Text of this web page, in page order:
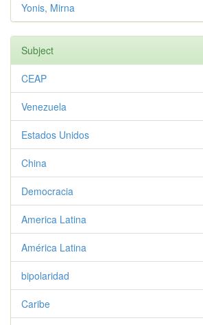
Yonis, Mirna
Subject
CEAP
Venezuela
Estados Unidos
China
Democracia
America Latina
América Latina
bipolaridad
Caribe